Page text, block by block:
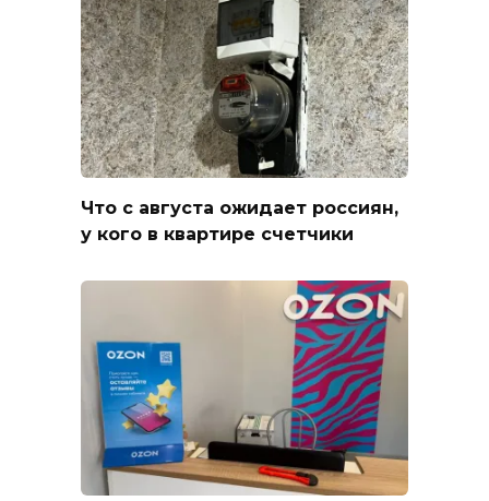
Что с августа ожидает россиян,
у кого в квартире счетчики